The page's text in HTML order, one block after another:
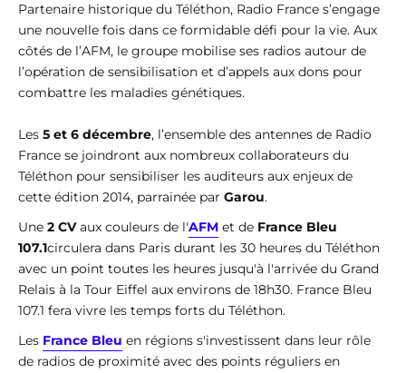
Partenaire historique du Téléthon, Radio France s’engage
une nouvelle fois dans ce formidable défi pour la vie. Aux
côtés de l’AFM, le groupe mobilise ses radios autour de
l’opération de sensibilisation et d’appels aux dons pour
combattre les maladies génétiques.
Les 5 et 6 décembre, l’ensemble des antennes de Radio
France se joindront aux nombreux collaborateurs du
Téléthon pour sensibiliser les auditeurs aux enjeux de
cette édition 2014, parrainée par Garou.
Une 2 CVaux couleurs de l'AFM et de France Bleu
107.1circulera dans Paris durant les 30 heures du Téléthon
avec un point toutes les heures jusqu'à l'arrivée du Grand
Relais à la Tour Eiffel aux environs de 18h30. France Bleu
107.1 fera vivre les temps forts du Téléthon.
Les France Bleu en régions s'investissent dans leur rôle
de radios de proximité avec des points réguliers en